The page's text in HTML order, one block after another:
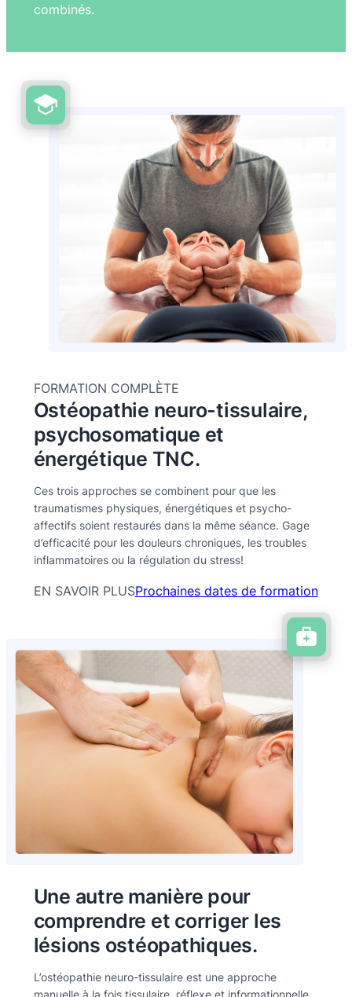
combinés.
FORMATION COMPLÈTE
Ostéopathie neuro-tissulaire,
psychosomatique et
énergétique TNC.
Ces trois approches se combinent pour que les
traumatismes physiques, énergétiques et psycho-
affectifs soient restaurés dans la même séance. Gage
d’efficacité pour les douleurs chroniques, les troubles
inflammatoires ou la régulation du stress!
EN SAVOIR PLUSProchaines dates de formation
Une autre manière pour
comprendre et corriger les
lésions ostéopathiques.
L’ostéopathie neuro-tissulaire est une approche